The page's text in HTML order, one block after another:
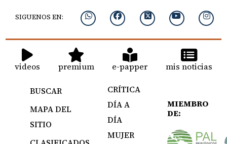
SIGUENOS EN:
videos premium e-papper mis noticias
BUSCAR
MAPA DEL
SITIO
CRÍTICA
DÍA A
DÍA
MUJER
MIEMBRO
DE: